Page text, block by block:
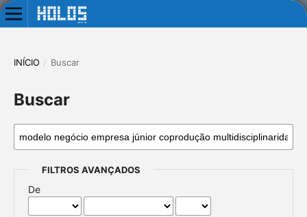
INÍCIO / Buscar
Buscar
FILTROS AVANÇADOS
De